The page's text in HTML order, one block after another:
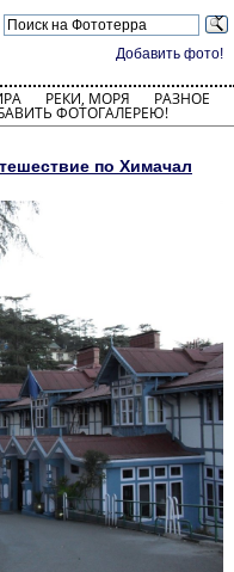
Добавить фото!
РЕКИ, МОРЯ РАЗНОЕ
ФОТОГАЛЕРЕЮ!
по Химачал